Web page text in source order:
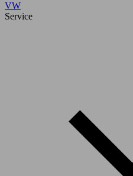
VW
Service